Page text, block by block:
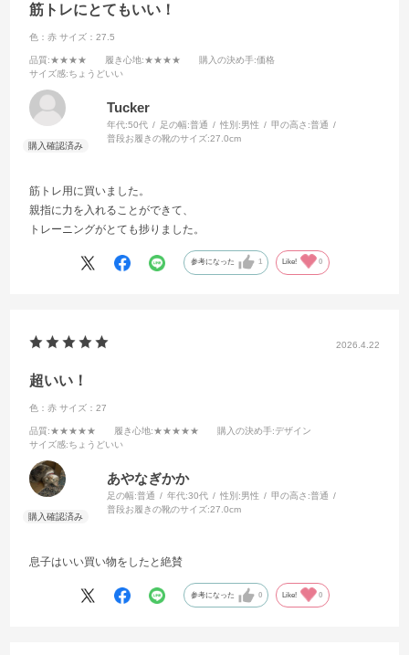
筋トレにとてもいい！
色：赤 サイズ：27.5
品質:★★★★ 履き心地:★★★★ 購入の決め手:価格
サイズ感:ちょうどいい
Tucker
年代:50代 足の幅:普通 性別:男性 甲の高さ:普通
普段お履きの靴のサイズ:27.0cm
筋トレ用に買いました。
親指に力を入れることができて、
トレーニングがとても捗りました。
参考になった 1 Like! 0
2026.4.22
超いい！
色：赤 サイズ：27
品質:★★★★★ 履き心地:★★★★★ 購入の決め手:デザイン
サイズ感:ちょうどいい
あやなぎかか
足の幅:普通 年代:30代 性別:男性 甲の高さ:普通
普段お履きの靴のサイズ:27.0cm
息子はいい買い物をしたと絶賛
参考になった 0 Like! 0